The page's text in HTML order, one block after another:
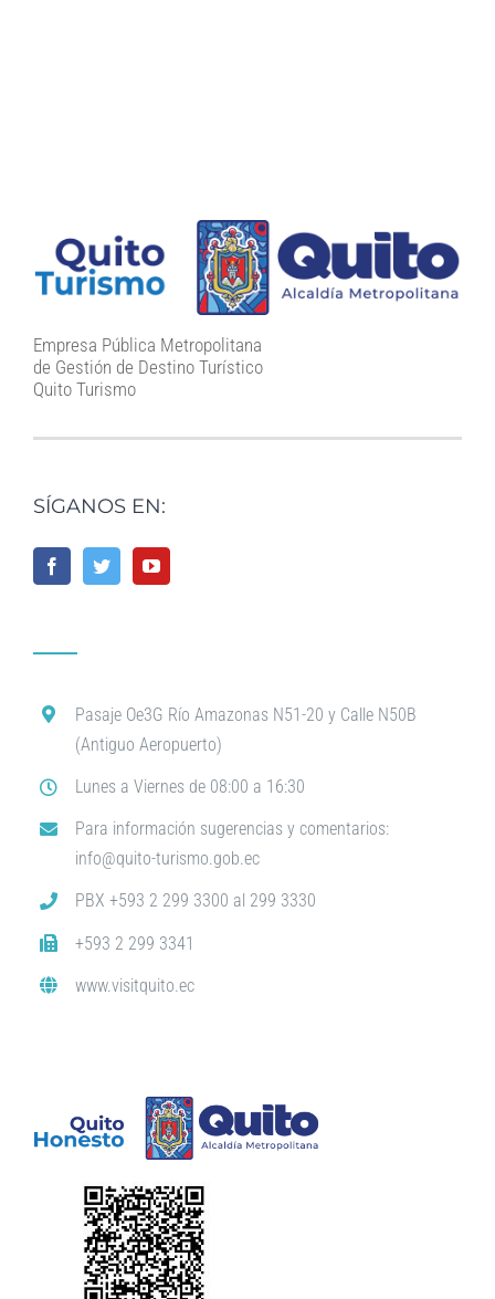
Empresa Pública Metropolitana
de Gestión de Destino Turístico
Quito Turismo
SÍGANOS EN:
Pasaje Oe3G Río Amazonas N51-20 y Calle N50B
(Antiguo Aeropuerto)
Lunes a Viernes de 08:00 a 16:30
Para información sugerencias y comentarios:
info@quito-turismo.gob.ec
PBX +593 2 299 3300 al 299 3330
+593 2 299 3341
www.visitquito.ec